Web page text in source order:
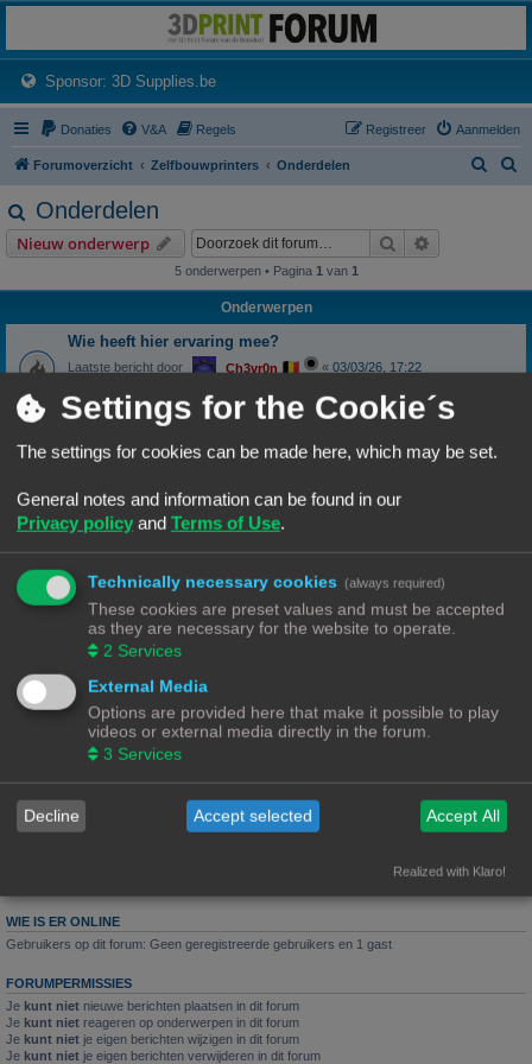
Het 3D print forum van de Benelux na de sluiting van 3dprintforum.nl
Sponsor: 3D Supplies.be(Opens a new tab)
Donaties V&A Regels Aanmelden
Registreer
Forumoverzicht Zelfbouwprinters Onderdelen
Onderdelen
Nieuw onderwerp Zoek
5 onderwerpen • Pagina 1 van 1
Onderwerpen
Wie heeft hier ervaring mee?
Laatste bericht door Ch3vr0n « 03/03/26, 17:22
Reacties: 29
Nozzle temperatuur
Laatste bericht door Frits « 07/01/26, 19:53
Panelen van acrylaat of polycarbonaat?
Puffeltje
Reacties:
Wie kan dit voor mij tekenen?☺️
Grohe termotherm, heet water ontgrendelings knop
Laatste bericht door
15/07/24, 18:44
74HC4050D (smd)
Onderdeel van display
Laatste bericht door
Nieuw onderwerp
5 onderwerpen • Pagina1
Ga naar
WIE IS ER ONLINE
Gebruikers op dit forum: Geen geregistreerde gebruikers en 1 gast
FORUMPERMISSIES
Je kunt niet nieuwe berichten plaatsen in dit forum
Je kunt niet reageren op onderwerpen in dit forum
Je kunt niet je eigen berichten wijzigen in dit forum
Je kunt niet je eigen berichten verwijderen in dit forum
Settings for the Cookie´s
The settings for cookies can be made here, which may be set.
General notes and information can be found in our
Privacy policy and Terms of Use.
Technically necessary cookies (always required)
These cookies are preset values and must be accepted
as they are necessary for the website to operate.
2 Services
External Media
Options are provided here that make it possible to play
videos or external media directly in the forum.
3 Services
Decline Accept selected Accept All
Realized with Klaro!